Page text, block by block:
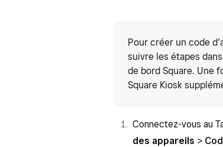
Pour créer un code
suivre les étapes
de bord Square. Une
Square Kiosk
Connectez-vous au
des appareils >